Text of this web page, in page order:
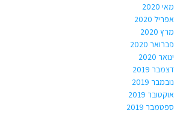
מאי 2020
אפריל 2020
מרץ 2020
פברואר 2020
ינואר 2020
דצמבר 2019
נובמבר 2019
אוקטובר 2019
ספטמבר 2019